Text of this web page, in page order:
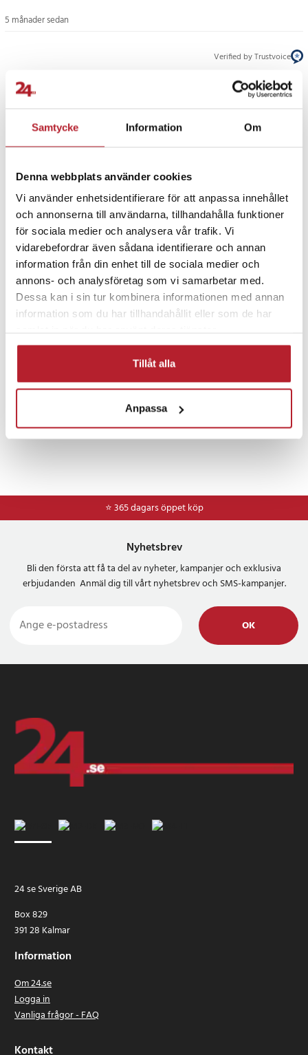
Samtycke Information Om
Denna webbplats använder cookies
Vi använder enhetsidentifierare för att anpassa innehållet
och annonserna till användarna, tillhandahålla funktioner
för sociala medier och analysera vår trafik. Vi
vidarebefordrar även sådana identifierare och annan
information från din enhet till de sociala medier och
annons- och analysföretag som vi samarbetar med.
Dessa kan i sin tur kombinera informationen med annan
information som du har tillhandahållit eller som de har
Tillåt alla
Anpassa
- Material: Förstärkt nylon (polyester)
- Temperaturtålighet: -30 °C till 60 °C
- Leveransomfattning: 2 st antislirmattor
handtag, kan användas som spade, böjbar upp till 150°, UV- och
korrosionsbeständig, året-runt användning
Artikelnummer:124290
5 månader sedan
Verified by Trustvoice
UTFÖRSÄLJNING
Fortsätt att fynda
Biltillbehör Bilinredning & tillbehör
Bra att ha i bilen Fordon
⭐ 365 dagars öppet köp
Nyhetsbrev
Bli den första att få ta del av nyheter, kampanjer och exklusiva
erbjudanden Anmäl dig till vårt nyhetsbrev och SMS-kampanjer.
OK
24 se Sverige AB
Box 829
391 28 Kalmar
Information
Om 24.se
Logga in
Vanliga frågor - FAQ
Kontakt